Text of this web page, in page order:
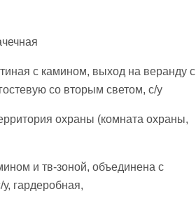
с камином, выход на веранду с
со вторым светом, с/у
охраны (комната охраны,
и тв-зоной, объединена с
у, гардеробная,